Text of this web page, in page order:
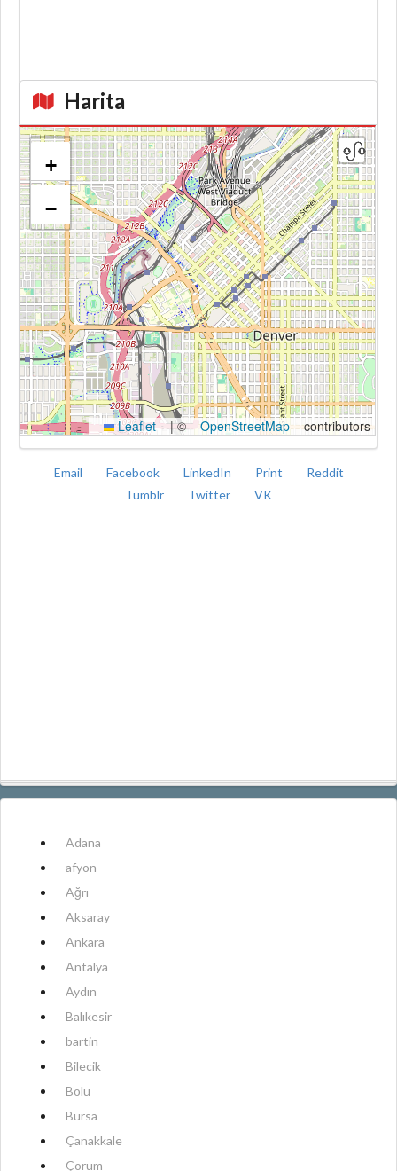
Harita
Kroki
+
−
Leaflet |© OpenStreetMap contributors
Email Facebook LinkedIn Print
Reddit
Tumblr
Twitter VK
Adana
afyon
Ağrı
Aksaray
Ankara
Antalya
Aydın
Balıkesir
bartin
Bilecik
Bolu
Bursa
Çanakkale
Çorum